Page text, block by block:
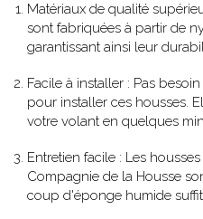
Matériaux de qualité
sont fabriquées à partir de
garantissant ainsi leur
Facile à installer : Pas
pour installer ces housses.
votre volant en quelques
Entretien facile : Les
Compagnie de la Housse
coup d'éponge humide